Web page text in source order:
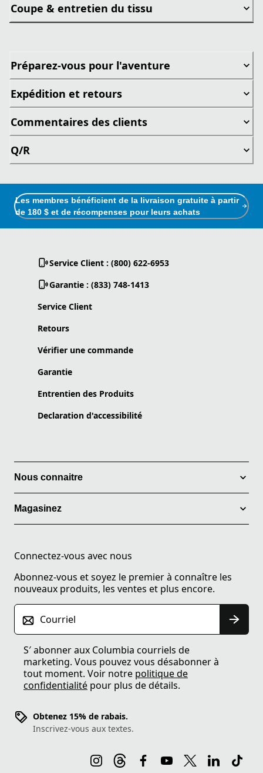
Coupe & entretien du tissu
Préparez-vous pour l'aventure
Expédition et retours
Commentaires des clients
Q/R
Les membres bénéficient de la livraison gratuite à partir
de 180 $ et de récompenses pour leurs achats
Service Client : (800) 622-6953
Garantie : (833) 748-1413
Service Client
Retours
Vérifier une commande
Garantie
Entrentien des Produits
Declaration d'accessibilité
Nous connaitre
Magasinez
Connectez-vous avec nous
Abonnez-vous et soyez le premier à connaître les
nouveaux produits, les ventes et plus encore.
Courriel
S′ abonner aux Columbia courriels de
marketing. Vous pouvez vous désabonner à
tout moment. Voir notre politique de
confidentialité pour plus de détails.
Obtenez 15% de rabais.
Inscrivez-vous aux textes.